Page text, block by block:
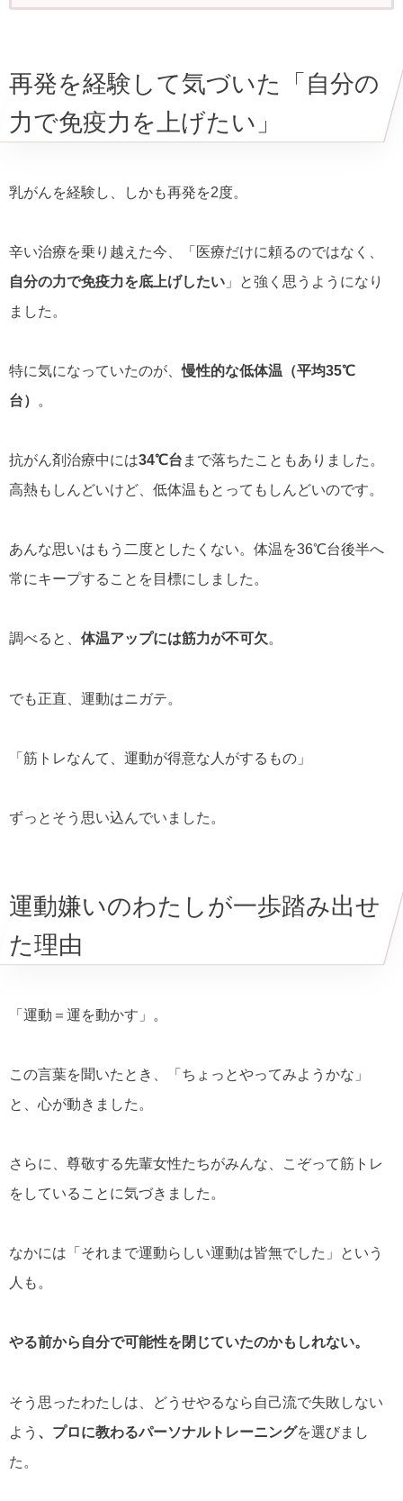
再発を経験して気づいた「自分の
力で免疫力を上げたい」
乳がんを経験し、しかも再発を2度。
辛い治療を乗り越えた今、「医療だけに頼るのではなく、
自分の力で免疫力を底上げしたい 」と強く思うようになり
ました。
特に気になっていたのが、慢性的な低体温（平均35℃
台）
。
抗がん剤治療中には34℃台 まで落ちたこともありました。
高熱もしんどいけど、低体温もとってもしんどいのです。
あんな思いはもう二度としたくない。体温を36℃台後半へ
常にキープすることを目標にしました。
調べると、 体温アップには筋力が不可欠。
でも正直、運動はニガテ。
「筋トレなんて、運動が得意な人がするもの」
ずっとそう思い込んでいました。
運動嫌いのわたしが一歩踏み出せ
た理由
「運動＝運を動かす」。
この言葉を聞いたとき、「ちょっとやってみようかな」
と、心が動きました。
さらに、尊敬する先輩女性たちがみんな、こぞって筋トレ
をしていることに気づきました。
なかには「それまで運動らしい運動は皆無でした」という
人も。
やる前から自分で可能性を閉じていたのかもしれない。
そう思ったわたしは、どうせやるなら自己流で失敗しない
よう 、プロに教わるパーソナルトレーニングを選びまし
た。